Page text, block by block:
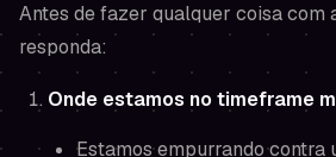
Antes de fazer qualquer coisa com
responda:
Onde estamos no timeframe
Estamos empurrando contra